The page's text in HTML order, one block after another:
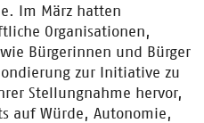
Im März hatten
Organisationen,
Bürgerinnen und Bürger
zur Initiative zu
Stellungnahme hervor,
auf Würde, Autonomie,